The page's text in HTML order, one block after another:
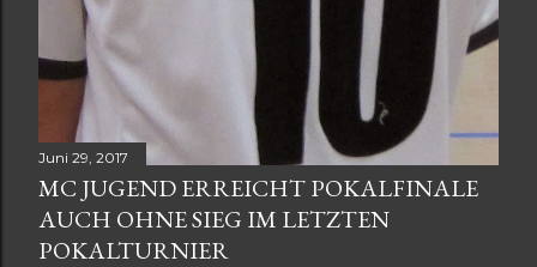
Juni 29, 2017
MC JUGEND ERREICHT POKALFINALE
AUCH OHNE SIEG IM LETZTEN
POKALTURNIER